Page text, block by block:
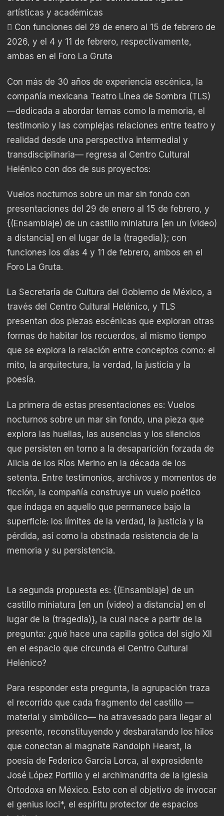
artísticas y académicas
 Con funciones del 29 de enero al 15 de febrero de
2026, y el 4 y 11 de febrero, respectivamente,
ambas en el Foro La Gruta
Con más de 30 años de experiencia escénica, la
compañía mexicana Teatro Línea de Sombra (TLS)
—dedicada a abordar temas como la memoria, el
testimonio y las complejas relaciones entre teatro y
realidad desde una perspectiva intermedial y
transdisciplinaria— regresa al Centro Cultural
Helénico con dos de sus proyectos:
Vuelos nocturnos sobre un mar sin fondo con
presentaciones del 29 de enero al 15 de febrero, y
{(Ensamblaje) de un castillo miniatura [en un (video)
a distancia] en el lugar de la (tragedia)}; con
funciones los días 4 y 11 de febrero, ambos en el
Foro La Gruta.
La Secretaría de Cultura del Gobierno de México, a
través del Centro Cultural Helénico, y TLS
presentan dos piezas escénicas que exploran otras
formas de habitar los recuerdos, al mismo tiempo
que se explora la relación entre conceptos como: el
mito, la arquitectura, la verdad, la justicia y la
poesía.
La primera de estas presentaciones es: Vuelos
nocturnos sobre un mar sin fondo, una pieza que
explora las huellas, las ausencias y los silencios
que persisten en torno a la desaparición forzada de
Alicia de los Ríos Merino en la década de los
setenta. Entre testimonios, archivos y momentos de
ficción, la compañía construye un vuelo poético
que indaga en aquello que permanece bajo la
superficie: los límites de la verdad, la justicia y la
pérdida, así como la obstinada resistencia de la
memoria y su persistencia.
La segunda propuesta es: {(Ensamblaje) de un
castillo miniatura [en un (video) a distancia] en el
lugar de la (tragedia)}, la cual nace a partir de la
pregunta: ¿qué hace una capilla gótica del siglo XII
en el espacio que circunda el Centro Cultural
Helénico?
Para responder esta pregunta, la agrupación traza
el recorrido que cada fragmento del castillo —
material y simbólico— ha atravesado para llegar al
presente, reconstituyendo y desbaratando los hilos
que conectan al magnate Randolph Hearst, la
poesía de Federico García Lorca, al expresidente
José López Portillo y el archimandrita de la Iglesia
Ortodoxa en México. Esto con el objetivo de invocar
el genius loci*, el espíritu protector de espacios